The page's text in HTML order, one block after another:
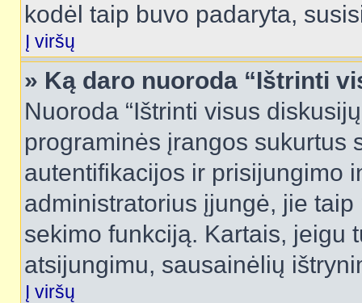
kodėl taip buvo padaryta,
Į viršų
» Ką daro nuoroda “Ištrinti
Nuoroda “Ištrinti visus
programinės įrangos sukurtus
autentifikacijos ir prisijungimo
administratorius įjungė, jie
sekimo funkciją. Kartais, jeigu
atsijungimu, sausainėlių
Į viršų